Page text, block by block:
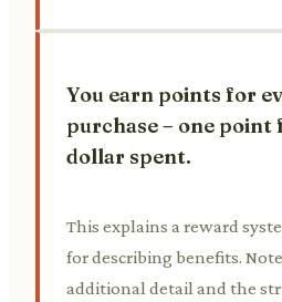
You earn points for
purchase – one point
dollar spent.
This explains a reward
for describing benefits.
additional detail and the